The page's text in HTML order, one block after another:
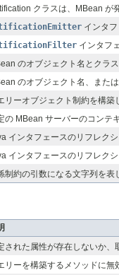
クラスは、MBean が
インタ
インタフ
のオブジェクト名とクラ
のオブジェクト名、また
リーオブジェクト制約を構築
の MBean サーバーのコンテ
インタフェースのリフレク
インタフェースのリフレク
制約の引数になる文字列を表
された属性が存在しないか、
リーを構築するメソッドに